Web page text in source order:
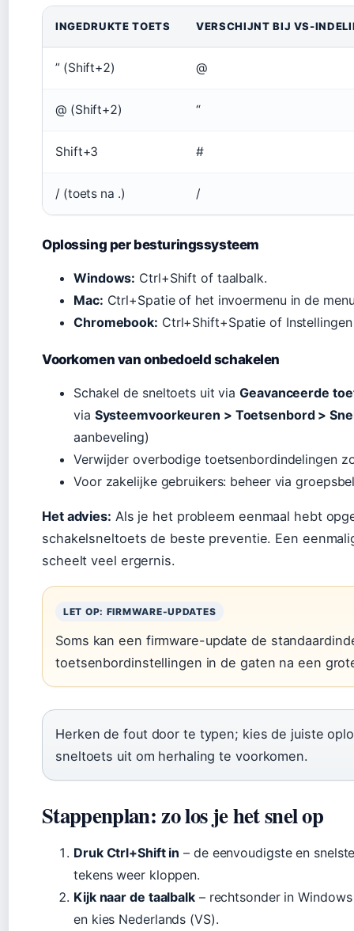
INGEDRUKTE TOETS VERSCHIJNT BIJ VS-
” (Shift+2) @
@ (Shift+2) “
Shift+3 #
/ (toets na .) /
Oplossing per besturingssysteem
Windows: Ctrl+Shift of taalbalk.
Mac: Ctrl+Spatie of het invoermenu in de
Chromebook: Ctrl+Shift+Spatie of
Voorkomen van onbedoeld schakelen
Schakel de sneltoets uit viaGeavanceerde
via Systeemvoorkeuren > Toetsenbord >
aanbeveling)
Verwijder overbodige toetsenbordindelingen
Voor zakelijke gebruikers: beheer via
Het advies: Als je het probleem eenmaal hebt
schakelsneltoets de beste preventie. Een
scheelt veel ergernis.
LET OP: FIRMWARE-UPDATES
Soms kan een firmware-update de
toetsenbordinstellingen in de gaten na een
Herken de fout door te typen; kies de juiste
sneltoets uit om herhaling te voorkomen.
Stappenplan: zo los je het snel op
Druk Ctrl+Shift in – de eenvoudigste en
tekens weer kloppen.
Kijk naar de taalbalk– rechtsonder in
en kies Nederlands (VS).